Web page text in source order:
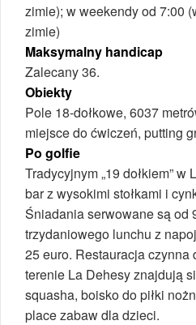
zimie); w weekendy od 7:00
zimie)
Maksymalny handicap
Zalecany 36.
Obiekty
Pole 18-dołkowe, 6037
miejsce do ćwiczeń, putting
Po golfie
Tradycyjnym „19 dołkiem” w
bar z wysokimi stołkami i
Śniadania serwowane są od
trzydaniowego lunchu z
25 euro. Restauracja czynna
terenie La Dehesy znajdują
squasha, boisko do piłki
place zabaw dla dzieci.